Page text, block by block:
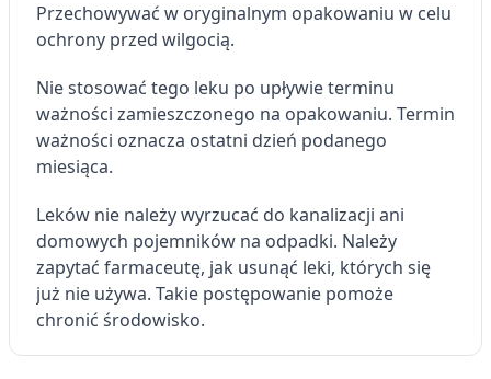
Przechowywać w oryginalnym opakowaniu w celu
ochrony przed wilgocią.
Nie stosować tego leku po upływie terminu
ważności zamieszczonego na opakowaniu. Termin
ważności oznacza ostatni dzień podanego
miesiąca.
Leków nie należy wyrzucać do kanalizacji ani
domowych pojemników na odpadki. Należy
zapytać farmaceutę, jak usunąć leki, których się
już nie używa. Takie postępowanie pomoże
chronić środowisko.